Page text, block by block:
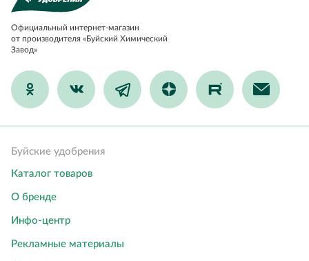
Официальный интернет-магазин
от производителя «Буйский Химический
Завод»
Буйские удобрения
Каталог товаров
О бренде
Инфо-центр
Рекламные материалы